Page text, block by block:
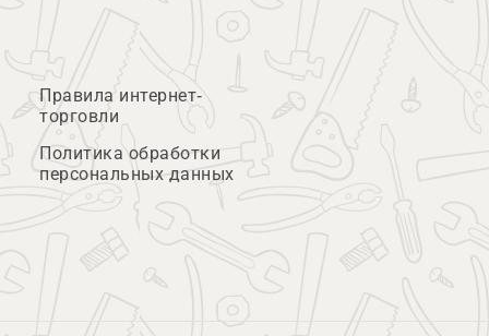
Правила интернет-
торговли
Политика обработки
персональных данных